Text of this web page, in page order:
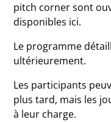
pitch corner sont
disponibles ici.
Le programme
ultérieurement.
Les participants
plus tard, mais les
à leur charge.